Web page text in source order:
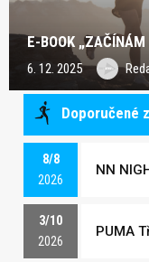
E-BOOK
6. 12. 2025
Doporučené
8/8
2026
NN
3/10
2026
PUMA